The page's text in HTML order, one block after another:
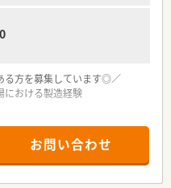
を進めていく会社です。
が、他のチームメンバーがサ
る方を募集しています◎／
おける製造経験
味のある方は
研究開発補助のパートさんも
お問い合わせ